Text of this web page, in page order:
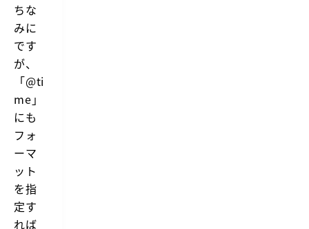
ちな
みに
です
が、
「@ti
me」
にも
フォ
ーマ
ット
を指
定す
れば